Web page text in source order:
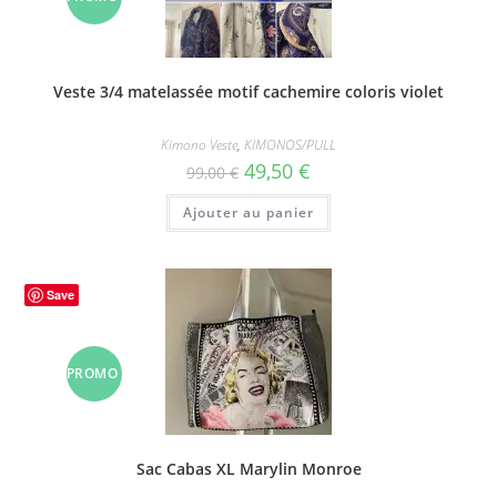
Veste 3/4 matelassée motif cachemire coloris violet
Kimono Veste, KIMONOS/PULL
99,00€ Le
prix
initial
était :
99,00 €.
49,50 €
actuel
est :
49,50 €.
Ajouter au panier
Save
PROMO
Sac Cabas XL Marylin Monroe